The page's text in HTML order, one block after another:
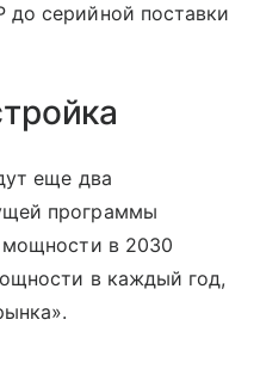
серийной поставки
еще два
программы
мощности в 2030
в каждый год,